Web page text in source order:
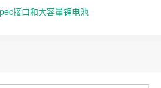
接口和大容量锂电池